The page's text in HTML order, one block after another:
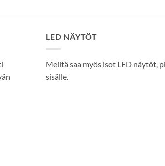
LED NÄYTÖT
Meiltä saa myös isot LED näytöt,
sisälle.